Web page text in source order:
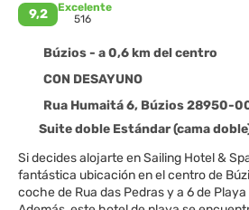
9,2
Excelente
516
Búzios - a 0,6 km del centro
CON DESAYUNO
Rua Humaitá 6, Búzios 28950-
Suite doble Estándar (cama
Si decides alojarte en Sailing Hotel &
fantástica ubicación en el centro de
coche de Rua das Pedras y a 6 de